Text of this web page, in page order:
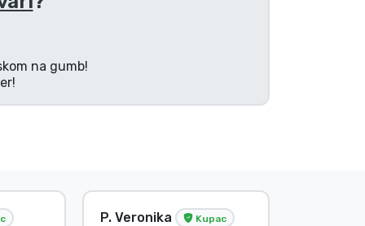
na gumb!
P. Veronika Kupac